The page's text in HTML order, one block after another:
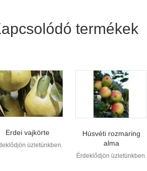
termékek
Erdei vajkörte
üzletünkben.
Húsvéti rozmaring
alma
Érdeklődjön üzletünkben.